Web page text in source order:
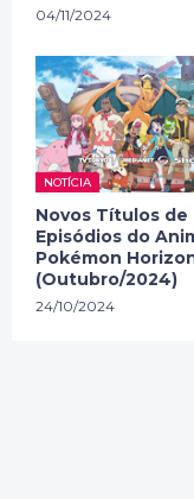
04/11/2024
NOTÍCIA
Novos Títulos de
Episódios do
Pokémon
(Outubro/2024)
24/10/2024